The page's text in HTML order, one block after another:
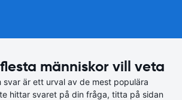
människor vill veta
svar är ett urval av de mest populära
hittar svaret på din fråga, titta på sidan